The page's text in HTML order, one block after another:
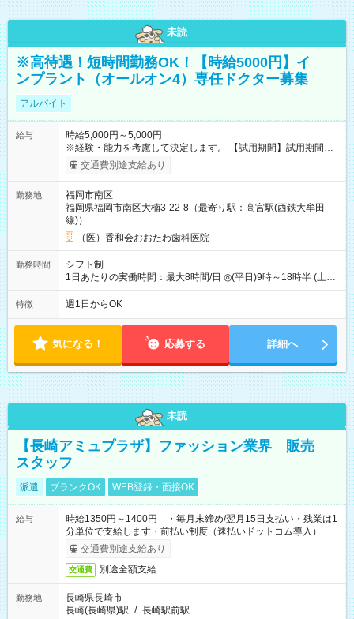
未読
※高待遇！短時間勤務OK！【時給5000円】イ
ンプラント（オールオン4）専任ドクター募集
アルバイト
給与
時給5,000円～5,000円
※経験・能力を考慮して決定します。 【試用期間】試用期間な
し 交通費別途支給あり
勤務地
福岡市南区
福岡県福岡市南区大楠3-22-8（最寄り駅：高宮駅(西鉄大牟田
線)）
（医）香和会おおたわ歯科医院
勤務時間
シフト制
1日あたりの実働時間：最大8時間/日 ◎(平日)9時～18時半 (土
曜)9時～18時 上記より週1日～短時間勤務OK。
特徴 週1日からOK
気になる！ 応募する 詳細へ
未読
【長崎アミュプラザ】ファッション業界 販売
スタッフ
派遣 ブランクOK WEB登録・面接OK
給与
時給1350円～1400円 ・毎月末締め/翌月15日支払い・残業は1
分単位で支給します・前払い制度（速払いドットコム導入）
交通費別途支給あり
交通費 別途全額支給
勤務地
長崎県長崎市
長崎(長崎県)駅 / 長崎駅前駅